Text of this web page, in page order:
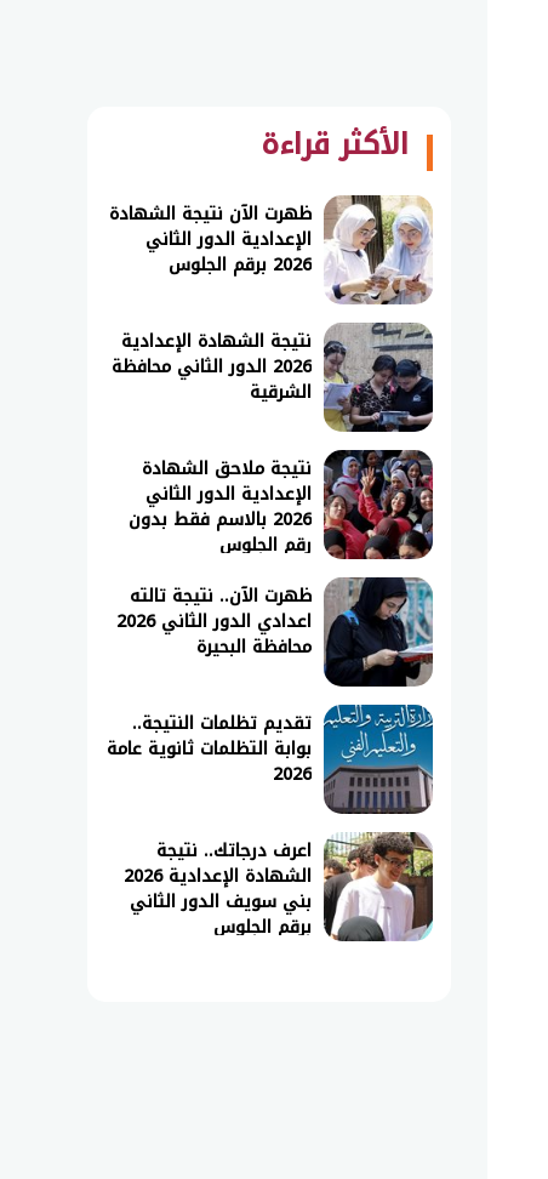
الأكثر قراءة
ظهرت الآن نتيجة الشهادة
الإعدادية الدور الثاني
2026 برقم الجلوس
نتيجة الشهادة الإعدادية
2026 الدور الثاني محافظة
الشرقية
نتيجة ملاحق الشهادة
الإعدادية الدور الثاني
2026 بالاسم فقط بدون
رقم الجلوس
ظهرت الآن.. نتيجة تالته
اعدادي الدور الثاني 2026
محافظة البحيرة
تقديم تظلمات النتيجة..
بوابة التظلمات ثانوية عامة
2026
اعرف درجاتك.. نتيجة
الشهادة الإعدادية 2026
بني سويف الدور الثاني
برقم الجلوس